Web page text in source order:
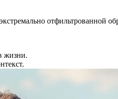
отфильтрованной
жизни.